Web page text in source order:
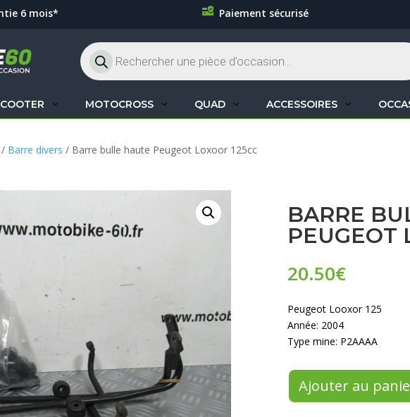
6 mois* Paiement sécurisé
Recherche
de
produits
MOTOCROSS QUAD ACCESSOIRES
/ Barre divers / Barre bulle haute Peugeot Loxoor 125cc
BARRE
PEUGEOT
20.50€
Peugeot Looxor 125
Année: 2004
Type mine: P2AAAA
Ajouter au